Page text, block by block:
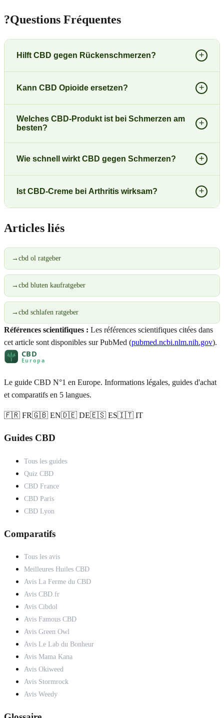
?Questions Fréquentes
Hilft CBD gegen Rückenschmerzen? +
Kann CBD Opioide ersetzen? +
Welches CBD-Produkt ist bei Schmerzen am
besten?
+
Wie schnell wirkt CBD gegen Schmerzen? +
Ist CBD-Creme bei Arthritis wirksam? +
Articles liés
→ cbd ol ratgeber
→ cbd bluten kaufratgeber
→ cbd schlafen ratgeber
Références scientifiques : Les références scientifiques citées dans
cet article sont disponibles sur PubMed (pubmed.ncbi.nlm.nih.gov).
Le guide CBD N°1 en Europe. Informations légales, guides d'achat
et comparatifs en 5 langues.
🇫🇷 FR🇬🇧 EN🇩🇪 DE🇪🇸 ES🇮🇹 IT
Guides CBD
Tous les guides
Quiz CBD
CBD France
CBD Paris
CBD Lyon
Comparatifs
Tous les avis
Meilleures Huiles CBD
Avis La Ferme du CBD
Avis CBD.fr
Avis Cibdol
Avis Famous CBD
Avis Green Owl
Avis Le Lab du Bonheur
Avis Mama Kana
Avis Okiweed
Avis Stormrock
Avis Weedy